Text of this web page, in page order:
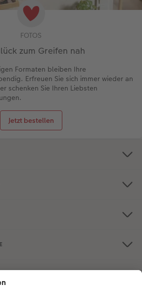
FOTOS
zum Greifen nah
Formaten bleiben Ihre
Erfreuen Sie sich immer wieder an
schenken Sie Ihren Liebsten
Jetzt bestellen